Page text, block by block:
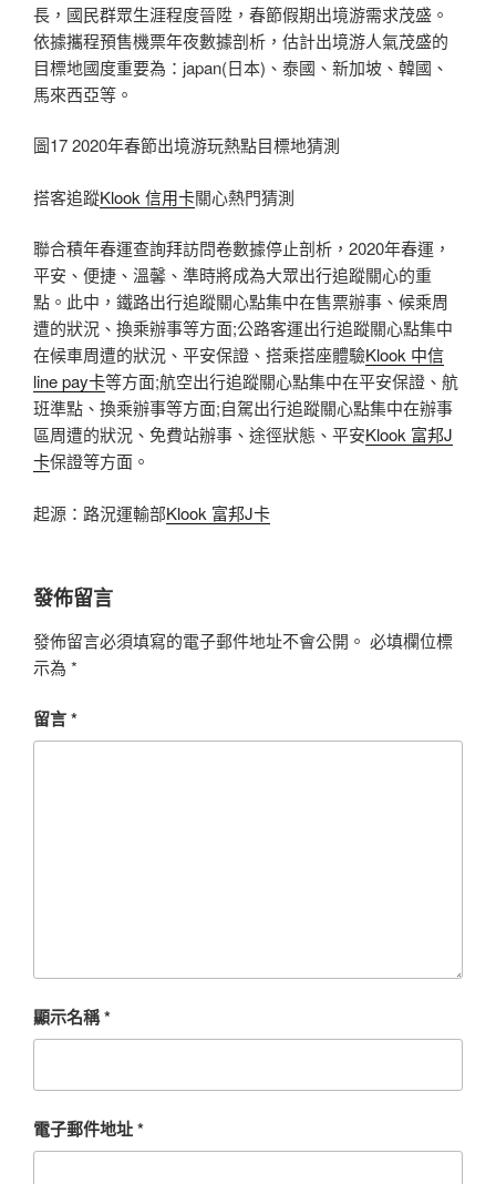
長，國民群眾生涯程度晉陞，春節假期出境游需求茂盛。
依據攜程預售機票年夜數據剖析，估計出境游人氣茂盛的
目標地國度重要為：japan(日本)、泰國、新加坡、韓國、
馬來西亞等。
圖17 2020年春節出境游玩熱點目標地猜測
搭客追蹤Klook 信用卡關心熱門猜測
聯合積年春運查詢拜訪問卷數據停止剖析，2020年春運，
平安、便捷、溫馨、準時將成為大眾出行追蹤關心的重
點。此中，鐵路出行追蹤關心點集中在售票辦事、候乘周
遭的狀況、換乘辦事等方面;公路客運出行追蹤關心點集中
在候車周遭的狀況、平安保證、搭乘搭座體驗Klook 中信
line pay卡等方面;航空出行追蹤關心點集中在平安保證、航
班準點、換乘辦事等方面;自駕出行追蹤關心點集中在辦事
區周遭的狀況、免費站辦事、途徑狀態、平安Klook 富邦J
卡保證等方面。
起源：路況運輸部Klook 富邦J卡
發佈留言
發佈留言必須填寫的電子郵件地址不會公開。 必填欄位標
示為 *
留言*
顯示名稱*
電子郵件地址*